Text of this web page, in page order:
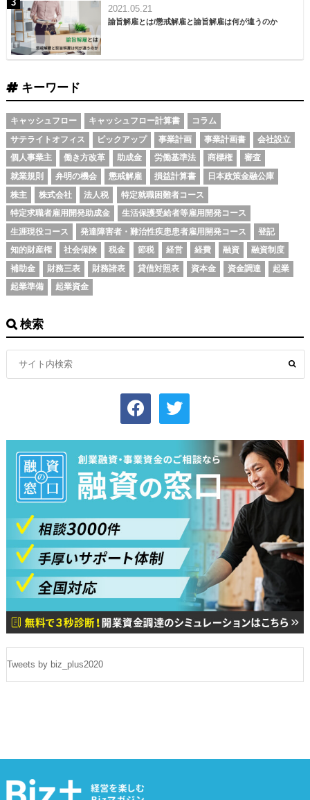
2021.05.21
諭旨解雇とは/懲戒解雇と諭旨解雇は何が違うのか
キーワード
キャッシュフロー キャッシュフロー計算書
コラム
サテライトオフィス
ピックアップ 事業計画 事業計画書
会社設立
個人事業主
働き方改革 助成金 労働基準法 商標権
審査
就業規則
弁明の機会 懲戒解雇 損益計算書
日本政策金融公庫
株主
株式会社 法人税
特定就職困難者コース
特定求職者雇用開発助成金
生活保護受給者等雇用開発コース
生涯現役コース
発達障害者・難治性疾患患者雇用開発コース
登記
知的財産権
社会保険 税金 節税 経営 経費 融資
融資制度
補助金
財務三表 財務諸表 貸借対照表 資本金 資金調達
起業
起業準備
起業資金
検索
facebook twitter
Tweets by biz_plus2020